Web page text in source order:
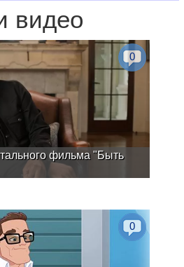
видео
фильма "Быть
0
0